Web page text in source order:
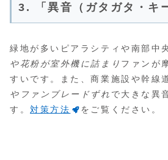
3. 「異音（ガタガタ・キ
緑地が多いピアラシティや南部中
や花粉が室外機に詰まり ファンが
すいです。また、商業施設や幹線
やファンブレードずれ で大きな異
す。対策方法 をご覧ください。